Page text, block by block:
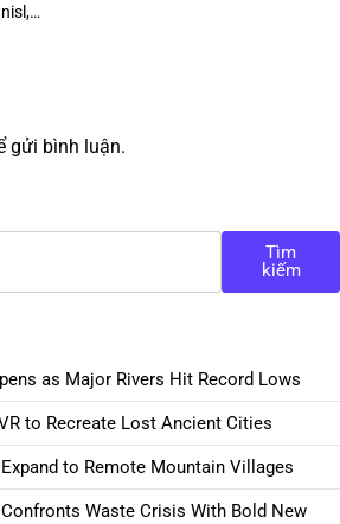
gửi bình luận.
Tìm
kiếm
as Major Rivers Hit Record Lows
to Recreate Lost Ancient Cities
to Remote Mountain Villages
Waste Crisis With Bold New